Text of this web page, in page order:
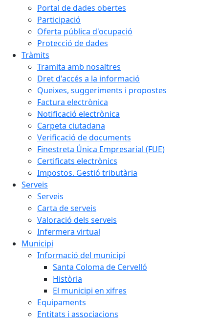
Portal de dades obertes
Participació
Oferta pública d'ocupació
Protecció de dades
Tràmits
Tramita amb nosaltres
Dret d'accés a la informació
Queixes, suggeriments i propostes
Factura electrònica
Notificació electrònica
Carpeta ciutadana
Verificació de documents
Finestreta Única Empresarial (FUE)
Certificats electrònics
Impostos. Gestió tributària
Serveis
Serveis
Carta de serveis
Valoració dels serveis
Infermera virtual
Municipi
Informació del municipi
Santa Coloma de Cervelló
Història
El municipi en xifres
Equipaments
Entitats i associacions